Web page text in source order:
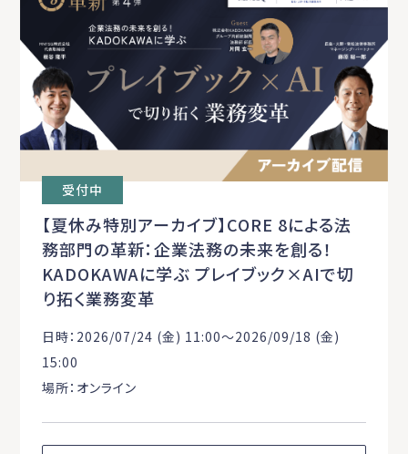
受付中
【夏休み特別アーカイブ】CORE 8による法
務部門の革新：企業法務の未来を創る！
KADOKAWAに学ぶ プレイブック×AIで切
り拓く業務変革
日時：2026/07/24 (金) 11:00〜2026/09/18 (金)
15:00
場所：オンライン